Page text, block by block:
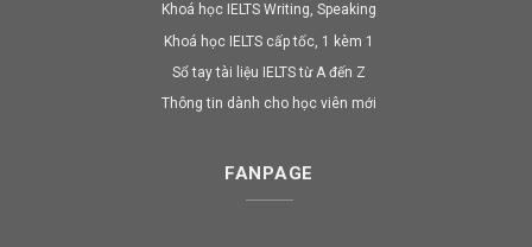
Khoá học IELTS Writing, Speaking
Khoá học IELTS cấp tốc, 1 kèm 1
Sổ tay tài liệu IELTS từ A đến Z
Thông tin dành cho học viên mới
FANPAGE